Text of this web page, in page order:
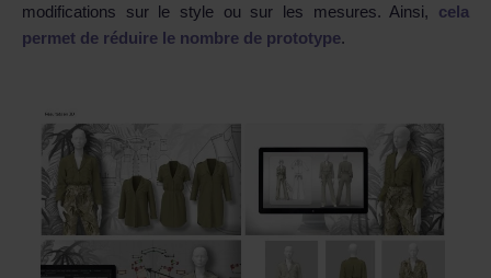
modifications sur le style ou sur les mesures. Ainsi, cela
permet de réduire le nombre de prototype.